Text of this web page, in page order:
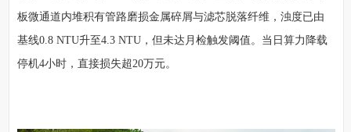
板微通道内堆积有管路磨损金属碎屑与滤芯脱落纤维，浊度已由
基线0.8 NTU升至4.3 NTU，但未达月检触发阈值。当日算力降载
停机4小时，直接损失超20万元。